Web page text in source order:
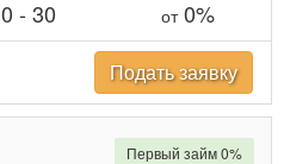
- 30 от0%
Подать заявку
Первый займ 0%